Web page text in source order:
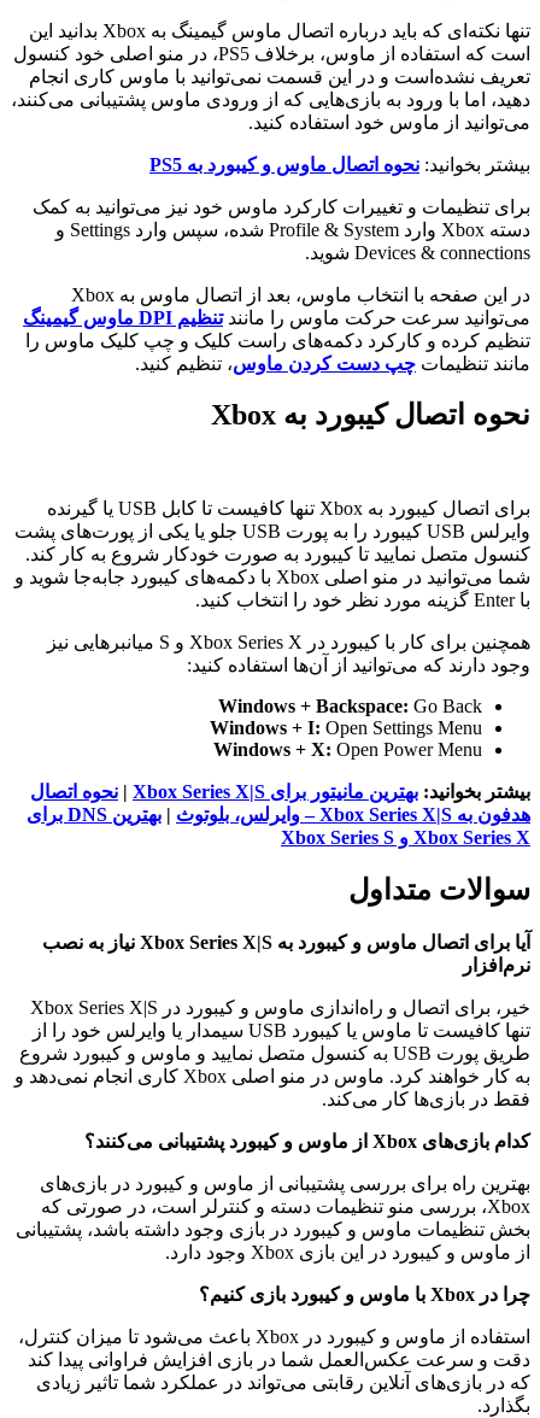
تنها نکته‌ای که باید درباره اتصال ماوس گیمینگ به Xbox بدانید این
است که استفاده از ماوس، برخلاف PS5، در منو اصلی خود کنسول
تعریف نشده‌است و در این قسمت نمی‌توانید با ماوس کاری انجام
دهید، اما با ورود به بازی‌هایی که از ورودی ماوس پشتیبانی می‌کنند،
می‌توانید از ماوس خود استفاده کنید.
بیشتر بخوانید: نحوه اتصال ماوس و کیبورد به PS5
برای تنظیمات و تغییرات کارکرد ماوس خود نیز می‌توانید به کمک
دسته Xbox وارد Profile & System شده، سپس وارد Settings و
Devices & connections شوید.
در این صفحه با انتخاب ماوس، بعد از اتصال ماوس به Xbox
می‌توانید سرعت حرکت ماوس را مانندتنظیم DPI ماوس گیمینگ
تنظیم کرده و کارکرد دکمه‌های راست کلیک و چپ کلیک ماوس را
مانند تنظیمات چپ دست کردن ماوس، تنظیم کنید.
نحوه اتصال کیبورد به Xbox
برای اتصال کیبورد به Xbox تنها کافیست تا کابل USB یا گیرنده
وایرلس USB کیبورد را به پورت USB جلو یا یکی از پورت‌های پشت
کنسول متصل نمایید تا کیبورد به صورت خودکار شروع به کار کند.
شما می‌توانید در منو اصلی Xbox با دکمه‌های کیبورد جابه‌جا شوید و
با Enter گزینه مورد نظر خود را انتخاب کنید.
همچنین برای کار با کیبورد در Xbox Series X و S میانبرهایی نیز
وجود دارند که می‌توانید از آن‌ها استفاده کنید:
Windows + Backspace: Go Back
Windows + I: Open Settings Menu
Windows + X: Open Power Menu
بیشتر بخوانید: بهترین مانیتور برای Xbox Series X|S | نحوه اتصال
هدفون به Xbox Series X|S – وایرلس، بلوتوث
|
بهترین DNS برای
Xbox Series X و Xbox Series S
سوالات متداول
آیا برای اتصال ماوس و کیبورد به Xbox Series X|S نیاز به نصب
نرم‌افزار
خیر، برای اتصال و راه‌اندازی ماوس و کیبورد در Xbox Series X|S
تنها کافیست تا ماوس یا کیبورد USB سیمدار یا وایرلس خود را از
طریق پورت USB به کنسول متصل نمایید و ماوس و کیبورد شروع
به کار خواهند کرد. ماوس در منو اصلی Xbox کاری انجام نمی‌دهد و
فقط در بازی‌ها کار می‌کند.
کدام بازی‌های Xbox از ماوس و کیبورد پشتیبانی می‌کنند؟
بهترین راه برای بررسی پشتیبانی از ماوس و کیبورد در بازی‌های
Xbox، بررسی منو تنظیمات دسته و کنترلر است، در صورتی که
بخش تنظیمات ماوس و کیبورد در بازی وجود داشته باشد، پشتیبانی
از ماوس و کیبورد در این بازی Xbox وجود دارد.
چرا در Xbox با ماوس و کیبورد بازی کنیم؟
استفاده از ماوس و کیبورد در Xbox باعث می‌شود تا میزان کنترل،
دقت و سرعت عکس‌العمل شما در بازی افزایش فراوانی پیدا کند
که در بازی‌های آنلاین رقابتی می‌تواند در عملکرد شما تاثیر زیادی
بگذارد.